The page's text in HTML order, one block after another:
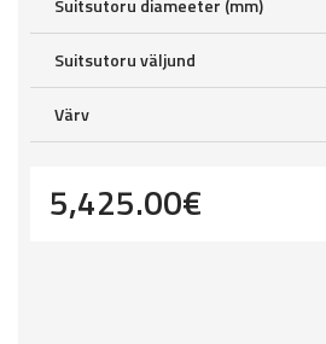
Suitsutoru diameeter (mm)
Suitsutoru väljund
Värv
5,425.00€